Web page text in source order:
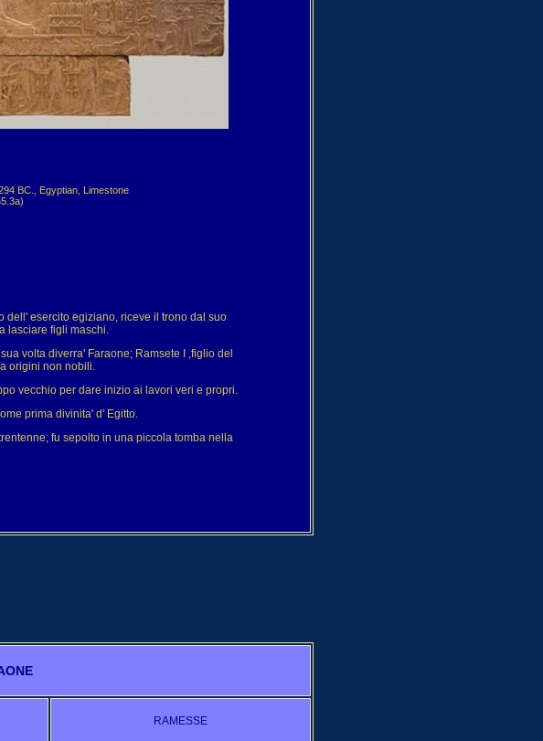
BC., Egyptian, Limestone
dell' esercito egiziano, riceve il trono dal suo
lasciare figli maschi.
volta diverra' Faraone; Ramsete I ,figlio del
origini non nobili.
vecchio per dare inizio ai lavori veri e propri.
prima divinita' d' Egitto.
fu sepolto in una piccola tomba nella
RAMESSE